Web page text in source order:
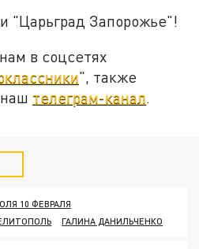
"Царьград Запорожье"!
в соцсетях
", также
телеграм-канал.
10 ФЕВРАЛЯ
ГАЛИНА ДАНИЛЬЧЕНКО